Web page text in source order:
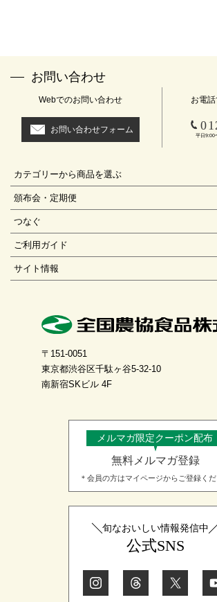
お問い合わせ
Webでのお問い合わせ
お問い合わせフォーム
お電
平日9:00
カテゴリーから商品を選ぶ
頒布会・定期便
つなぐ
ご利用ガイド
サイト情報
〒151-0051
東京都渋谷区千駄ヶ谷5-32-10
南新宿SKビル 4F
メルマガ限定クーポン配布
無料メルマガ登録
＊会員の方はマイページからご登録く
旬なおいしい情報発信中
公式SNS